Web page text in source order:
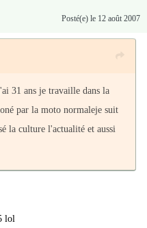
Posté(e) le 12 août 2007
31 ans je travaille dans la
par la moto normaleje suit
la culture l'actualité et aussi
lol